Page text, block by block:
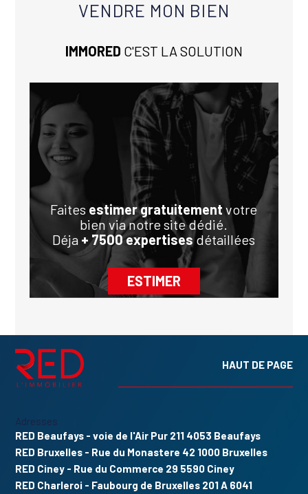
VENDRE MON BIEN
IMMORED C'EST LA SOLUTION
Faites estimer gratuitement votre
bien via notre site dédié.
Déja + 7500 expertisesdétaillées
ESTIMER
Pied
de
page
HAUT DE PAGE
Adresses
RED Beaufays - voie de l'Air Pur 211 4053 Beaufays
RED Bruxelles - Rue du Monastere 42 1000 Bruxelles
RED Ciney - Rue du Commerce 29 5590 Ciney
RED Charleroi - Faubourg de Bruxelles 201 A 6041